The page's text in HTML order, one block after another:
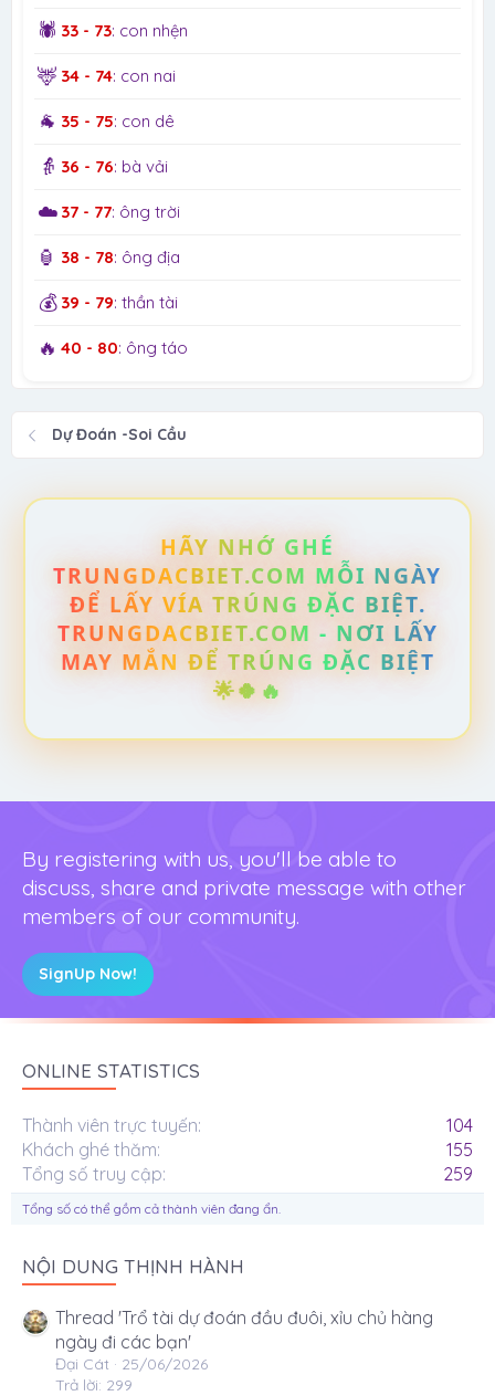
🕷️ 33 - 73: con nhện
🦌 34 - 74: con nai
🐐 35 - 75: con dê
👵 36 - 76: bà vải
☁️ 37 - 77: ông trời
🏮 38 - 78: ông địa
💰 39 - 79: thần tài
🔥 40 - 80: ông táo
Dự Đoán -Soi Cầu
HÃY NHỚ GHÉ
TRUNGDACBIET.COM MỖI NGÀY
ĐỂ LẤY VÍA TRÚNG ĐẶC BIỆT.
TRUNGDACBIET.COM - NƠI LẤY
MAY MẮN ĐỂ TRÚNG ĐẶC BIỆT
🌟🍀🔥
By registering with us, you'll be able to
discuss, share and private message with other
members of our community.
SignUp Now!
ONLINE STATISTICS
Thành viên trực tuyến
104
Khách ghé thăm
155
Tổng số truy cập
259
Tổng số có thể gồm cả thành viên đang ẩn.
NỘI DUNG THỊNH HÀNH
Thread 'Trổ tài dự đoán đầu đuôi, xỉu chủ hàng
ngày đi các bạn'
Đại Cát
25/06/2026
Trả lời: 299